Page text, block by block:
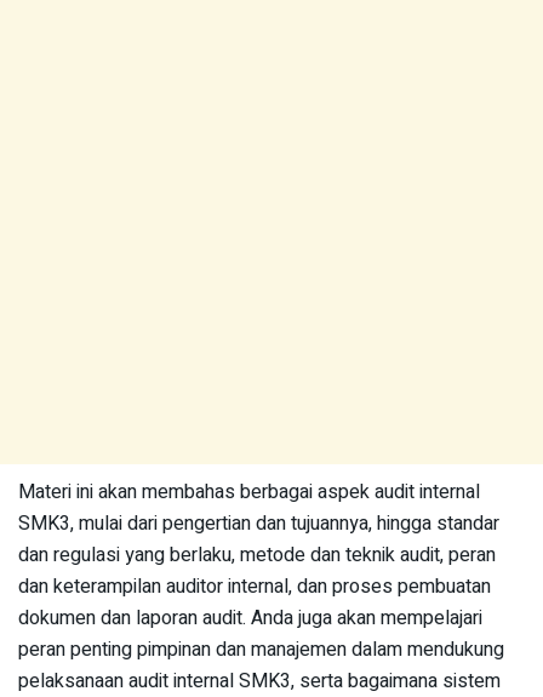
Materi ini akan membahas berbagai aspek audit internal
SMK3, mulai dari pengertian dan tujuannya, hingga standar
dan regulasi yang berlaku, metode dan teknik audit, peran
dan keterampilan auditor internal, dan proses pembuatan
dokumen dan laporan audit. Anda juga akan mempelajari
peran penting pimpinan dan manajemen dalam mendukung
pelaksanaan audit internal SMK3, serta bagaimana sistem